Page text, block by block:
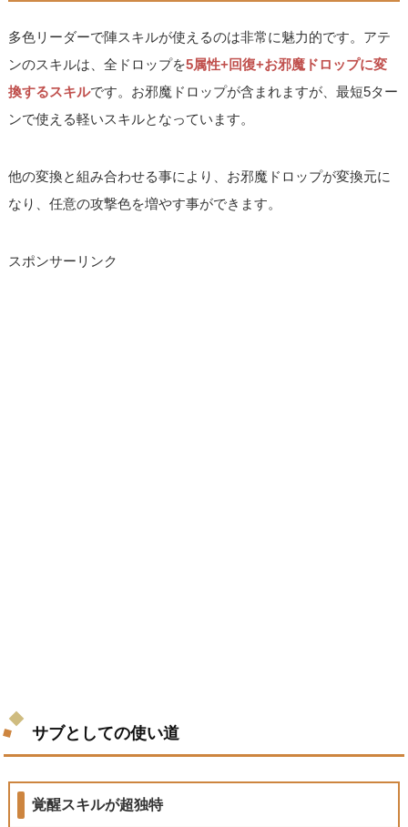
多色リーダーで陣スキルが使えるのは非常に魅力的です。アテ
ンのスキルは、全ドロップを5属性+回復+お邪魔ドロップに変
換するスキルです。お邪魔ドロップが含まれますが、最短5ター
ンで使える軽いスキルとなっています。
他の変換と組み合わせる事により、お邪魔ドロップが変換元に
なり、任意の攻撃色を増やす事ができます。
スポンサーリンク
サブとしての使い道
覚醒スキルが超独特